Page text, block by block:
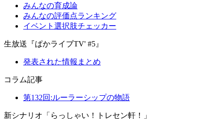
みんなの育成論
みんなの評価点ランキング
イベント選択肢チェッカー
生放送『ぱかライブTV' #5』
発表された情報まとめ
コラム記事
第132回:ルーラーシップの物語
新シナリオ「らっしゃい！トレセン軒！」